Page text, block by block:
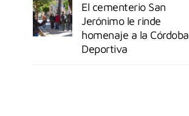
El cementerio San
Jerónimo le rinde
homenaje a la Córdoba
Deportiva